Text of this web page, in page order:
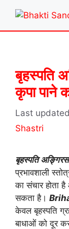
content
बृहस्पति
कृपा पाने
Shastri
बृहस्पति
प्रभावशाली
का संचार होता
सकता है।
केवल बृहस्पति
बाधाओं को दूर